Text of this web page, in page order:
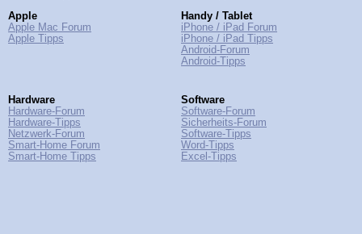
Apple
Apple Mac Forum
Apple Tipps
Handy / Tablet
iPhone / iPad Forum
iPhone / iPad Tipps
Android-Forum
Android-Tipps
Hardware
Hardware-Forum
Hardware-Tipps
Netzwerk-Forum
Smart-Home Forum
Smart-Home Tipps
Software
Software-Forum
Sicherheits-Forum
Software-Tipps
Word-Tipps
Excel-Tipps